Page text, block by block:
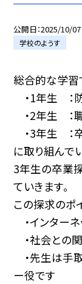
公開日 2025/10/07
学校のようす
総合的な学習
・1年生 ：
・2年生 ：
・3年生 ：
に取り組んで
3年生の卒業
ていきます。
この探求のポ
・インター
・社会との
・先生は手
ー役です